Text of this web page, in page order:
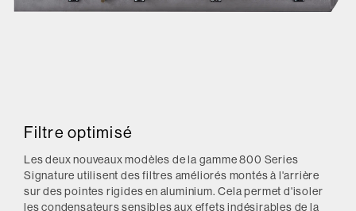
Filtre optimisé
Les deux nouveaux modèles de la gamme 800 Series
Signature utilisent des filtres améliorés montés à l'arrière
sur des pointes rigides en aluminium. Cela permet d'isoler
les condensateurs sensibles aux effets indésirables de la